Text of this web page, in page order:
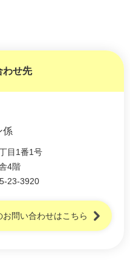
わせ先
係
目1番1号
4階
23-3920
お問い合わせはこちら